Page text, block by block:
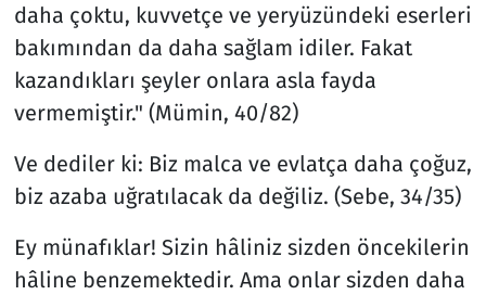
daha çoktu, kuvvetçe ve yeryüzündeki eserleri
bakımından da daha sağlam idiler. Fakat
kazandıkları şeyler onlara asla fayda
vermemiştir." (Mümin, 40/82)
Ve dediler ki: Biz malca ve evlatça daha çoğuz,
biz azaba uğratılacak da değiliz. (Sebe, 34/35)
Ey münafıklar! Sizin hâliniz sizden öncekilerin
hâline benzemektedir. Ama onlar sizden daha